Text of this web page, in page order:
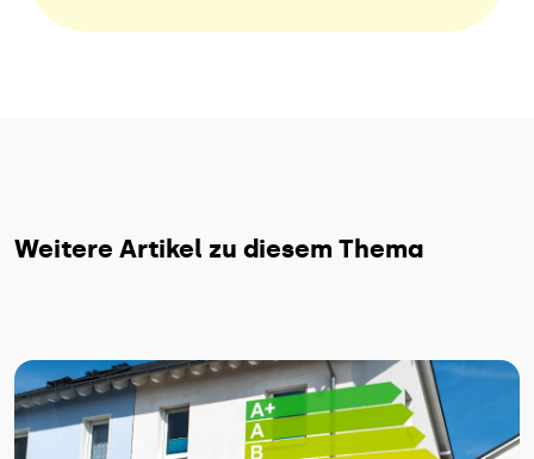
Weitere Artikel zu diesem Thema